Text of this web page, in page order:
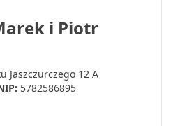
i Piotr
Jaszczurczego 12 A
5782586895